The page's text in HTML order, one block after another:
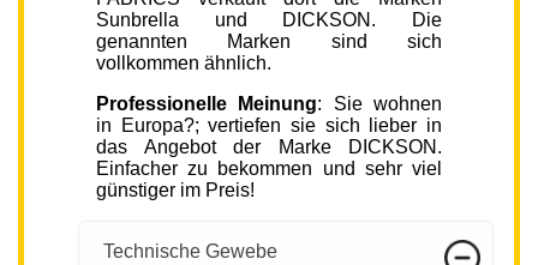
Sunbrella und DICKSON. Die
genannten Marken sind sich
vollkommen ähnlich.
Professionelle Meinung: Sie wohnen
in Europa?; vertiefen sie sich lieber in
das Angebot der Marke DICKSON.
Einfacher zu bekommen und sehr viel
günstiger im Preis!
Technische Gewebe